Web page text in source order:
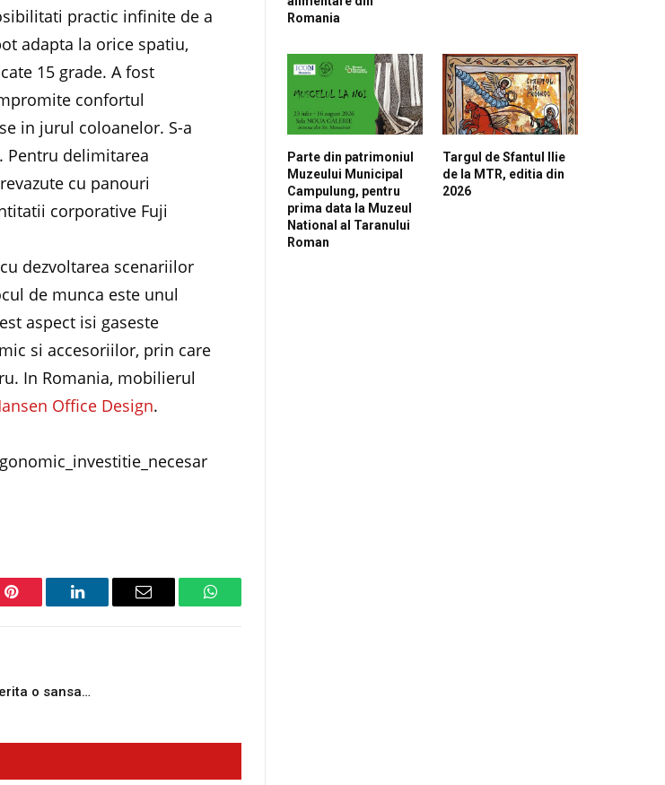
practic infinite de a
adapta la orice spatiu,
15 grade. A fost
confortul
in jurul coloanelor. S-a
Pentru delimitarea
cu panouri
corporative Fuji
dezvoltarea scenariilor
de munca este unul
aspect isi gaseste
si accesoriilor, prin care
In Romania, mobilierul
Office Design.
Pinterest LinkedIn Email WhatsApp
o sansa…
Romania
Parte din patrimoniul
Muzeului Municipal
Campulung, pentru
prima data la Muzeul
National al Taranului
Roman
Targul de Sfantul Ilie
de la MTR, editia din
2026